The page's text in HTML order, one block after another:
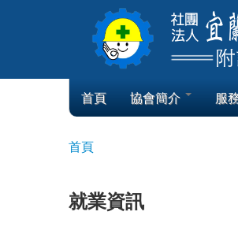
首頁 協會簡介 服
您在這裡
首頁
就業資訊